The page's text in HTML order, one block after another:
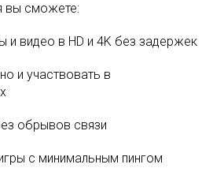
вы сможете:
и видео в HD и 4K без задержек
и участвовать в
обрывов связи
с минимальным пингом